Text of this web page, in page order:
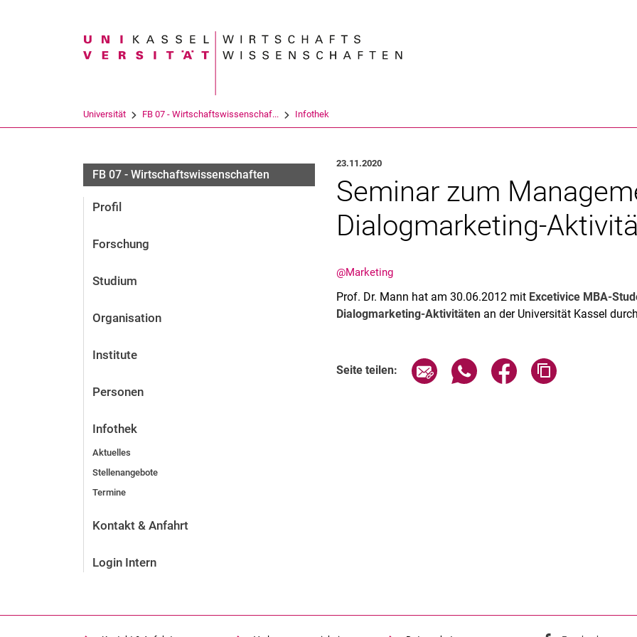
Suchbegriff
Universität FB 07 - Wirtschaftswissenschaf... Infothek
FB 07 - Wirtschaftswissenschaften
Profil
Forschung
Studium
Organisation
Institute
Personen
Infothek
Aktuelles
Stellenangebote
Termine
Kontakt & Anfahrt
Login Intern
23.11.2020
Seminar zum
Dialogmarketing-
@Marketing
Prof. Dr. Mann hat am 30.06.2012 mit Excetivice MBA-
Dialogmarketing-Aktivitäten an der Universität Kassel
Seite teilen: Seite über E-Mail teilen
Seite über WhatsApp teilen
Seite über Facebook